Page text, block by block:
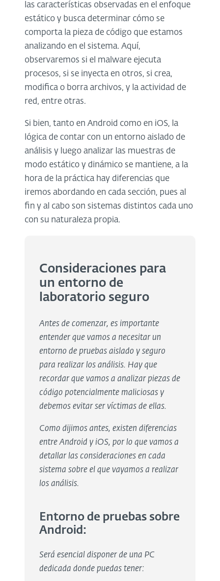
las características observadas en el enfoque
estático y busca determinar cómo se
comporta la pieza de código que estamos
analizando en el sistema. Aquí,
observaremos si el malware ejecuta
procesos, si se inyecta en otros, si crea,
modifica o borra archivos, y la actividad de
red, entre otras.
Si bien, tanto en Android como en iOS, la
lógica de contar con un entorno aislado de
análisis y luego analizar las muestras de
modo estático y dinámico se mantiene, a la
hora de la práctica hay diferencias que
iremos abordando en cada sección, pues al
fin y al cabo son sistemas distintos cada uno
con su naturaleza propia.
Consideraciones para
un entorno de
laboratorio seguro
Antes de comenzar, es importante
entender que vamos a necesitar un
entorno de pruebas aislado y seguro
para realizar los análisis. Hay que
recordar que vamos a analizar piezas de
código potencialmente maliciosas y
debemos evitar ser víctimas de ellas.
Como dijimos antes, existen diferencias
entre Android y iOS, por lo que vamos a
detallar las consideraciones en cada
sistema sobre el que vayamos a realizar
los análisis.
Entorno de pruebas sobre
Android:
Será esencial disponer de una PC
dedicada donde puedas tener: